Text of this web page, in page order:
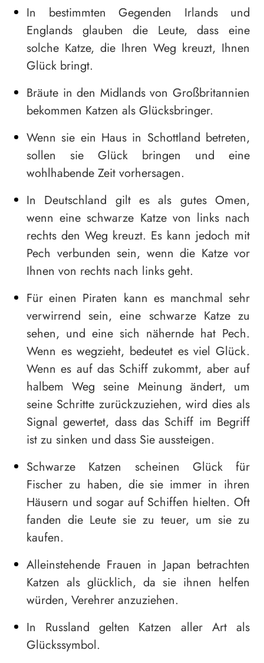
In bestimmten Gegenden Irlands und
Englands glauben die Leute, dass eine
solche Katze, die Ihren Weg kreuzt, Ihnen
Glück bringt.
Bräute in den Midlands von Großbritannien
bekommen Katzen als Glücksbringer.
Wenn sie ein Haus in Schottland betreten,
sollen sie Glück bringen und eine
wohlhabende Zeit vorhersagen.
In Deutschland gilt es als gutes Omen,
wenn eine schwarze Katze von links nach
rechts den Weg kreuzt. Es kann jedoch mit
Pech verbunden sein, wenn die Katze vor
Ihnen von rechts nach links geht.
Für einen Piraten kann es manchmal sehr
verwirrend sein, eine schwarze Katze zu
sehen, und eine sich nähernde hat Pech.
Wenn es wegzieht, bedeutet es viel Glück.
Wenn es auf das Schiff zukommt, aber auf
halbem Weg seine Meinung ändert, um
seine Schritte zurückzuziehen, wird dies als
Signal gewertet, dass das Schiff im Begriff
ist zu sinken und dass Sie aussteigen.
Schwarze Katzen scheinen Glück für
Fischer zu haben, die sie immer in ihren
Häusern und sogar auf Schiffen hielten. Oft
fanden die Leute sie zu teuer, um sie zu
kaufen.
Alleinstehende Frauen in Japan betrachten
Katzen als glücklich, da sie ihnen helfen
würden, Verehrer anzuziehen.
In Russland gelten Katzen aller Art als
Glückssymbol.